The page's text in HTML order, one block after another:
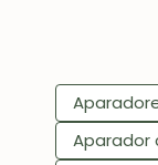
Aparador